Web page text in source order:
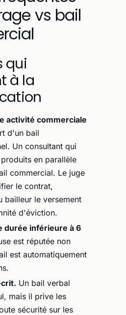
vs bail
qui
à la
activité commerciale
d'un bail
Un consultant qui
en parallèle
commercial. Le juge
le contrat,
bailleur le versement
d'éviction.
durée inférieure à 6
est réputée non
est automatiquement
Un bail verbal
mais il prive les
sécurité sur les